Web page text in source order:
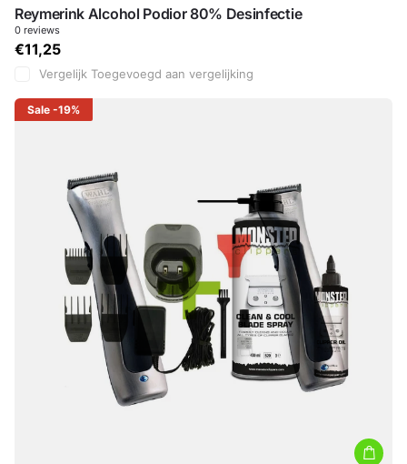
Reymerink Alcohol Podior 80% Desinfectie
0 reviews
€11,25
Vergelijk Toegevoegd aan vergelijking
Sale -19%